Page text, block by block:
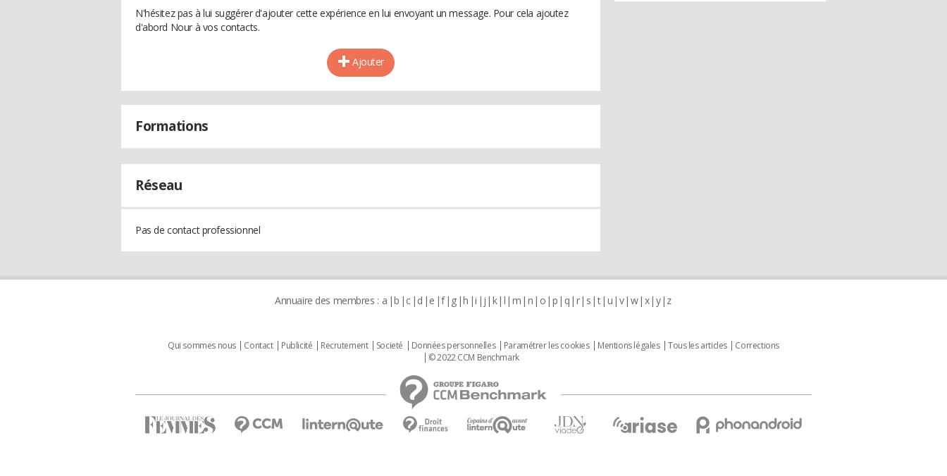
N'hésitez pas à lui suggérer d'ajouter cette expérience en lui envoyant un message. Pour cela ajoutez
d'abord Nour à vos contacts.
Ajouter
Formations
Réseau
Pas de contact professionnel
Annuaire des membres : a b c d e f g h i j k l m n o p q r s t u v w x y z
Qui sommes nous Contact Publicité Recrutement Societé Données personnelles Paramétrer les cookies Mentions légales Tous les articles
Corrections
© 2022 CCM Benchmark